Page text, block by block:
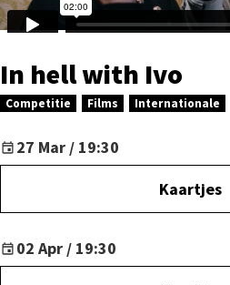
In hell with Ivo
Competitie Films Internationale
27 Mar / 19:30
Kaartjes
02 Apr / 19:30